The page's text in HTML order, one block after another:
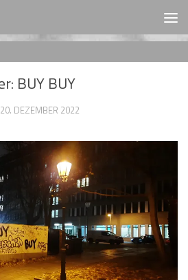
BUY BUY
20. DEZEMBER 2022